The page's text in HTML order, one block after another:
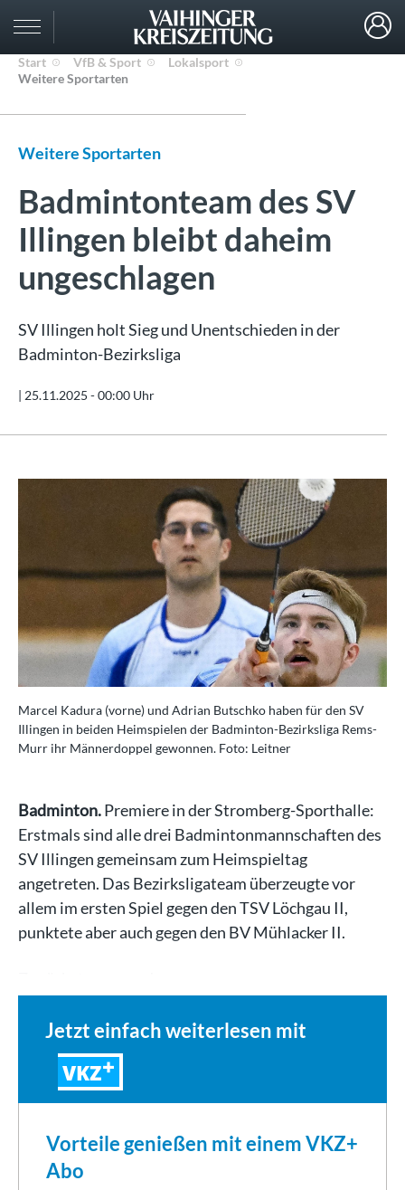
Start VfB & Sport
Lokalsport
Weitere Sportarten
Weitere Sportarten
Badmintonteam des SV
Illingen bleibt daheim
ungeschlagen
SV Illingen holt Sieg und Unentschieden in der
Badminton-Bezirksliga
| 25.11.2025 - 00:00 Uhr
Marcel Kadura (vorne) und Adrian Butschko haben für den SV
Illingen in beiden Heimspielen der Badminton-Bezirksliga Rems-
Murr ihr Männerdoppel gewonnen. Foto: Leitner
Badminton.Premiere in der Stromberg-Sporthalle:
Erstmals sind alle drei Badmintonmannschaften des
SV Illingen gemeinsam zum Heimspieltag
angetreten. Das Bezirksligateam überzeugte vor
allem im ersten Spiel gegen den TSV Löchgau II,
punktete aber auch gegen den BV Mühlacker II.
Jetzt einfach weiterlesen mit
VKZ
Vorteile genießen mit einem VKZ+
Abo